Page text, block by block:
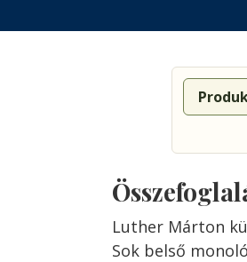
Luther Márton
Sok belső